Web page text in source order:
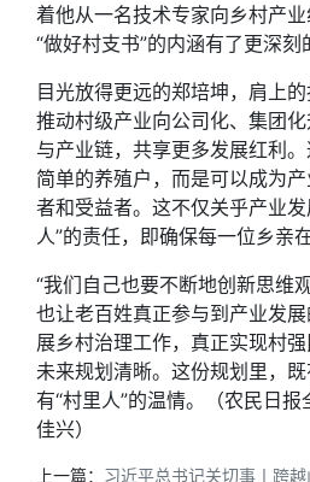
着他从一名技术专家向乡村产
“做好村支书”的内涵有了更深刻
目光放得更远的郑培坤，肩上
推动村级产业向公司化、集团
与产业链，共享更多发展红利
简单的养殖户，而是可以成为
者和受益者。这不仅关乎产业
人”的责任，即确保每一位乡亲
“我们自己也要不断地创新思维
也让老百姓真正参与到产业发
展乡村治理工作，真正实现村
未来规划清晰。这份规划里，
有“村里人”的温情。（农民日
佳兴）
上一篇： 习近平总书记关切事丨跨